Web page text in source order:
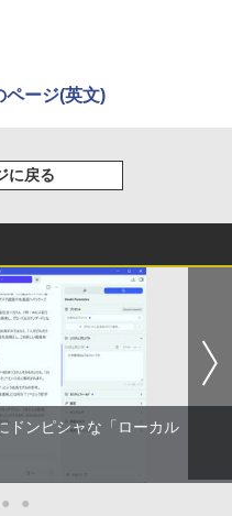
ージ(英文)
に戻る
ドンピシャな「ローカル
● ●